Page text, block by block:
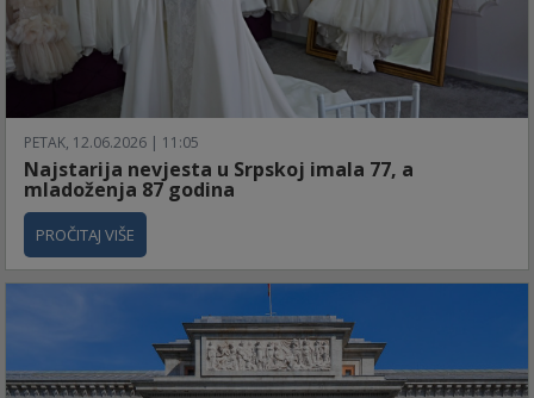
PETAK, 12.06.2026 | 11:05
Najstarija nevjesta u Srpskoj imala 77, a
mladoženja 87 godina
PROČITAJ VIŠE